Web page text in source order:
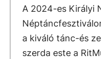
A 2024-es Királyi
a kiváló tánc-és
szerda este a